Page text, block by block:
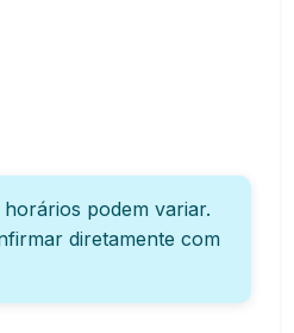
horários podem variar.
diretamente com